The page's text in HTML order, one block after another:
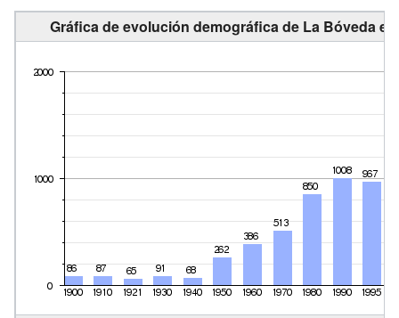
Gráfica de evolución demográfica de La Bóveda